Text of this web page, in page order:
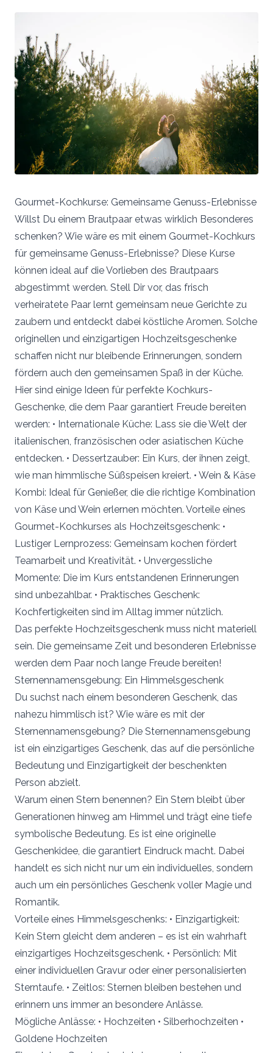
Gourmet-Kochkurse: Gemeinsame Genuss-Erlebnisse
Willst Du einem Brautpaar etwas wirklich Besonderes
schenken? Wie wäre es mit einem Gourmet-Kochkurs
für gemeinsame Genuss-Erlebnisse? Diese Kurse
können ideal auf die Vorlieben des Brautpaars
abgestimmt werden. Stell Dir vor, das frisch
verheiratete Paar lernt gemeinsam neue Gerichte zu
zaubern und entdeckt dabei köstliche Aromen. Solche
originellen und einzigartigen Hochzeitsgeschenke
schaffen nicht nur bleibende Erinnerungen, sondern
fördern auch den gemeinsamen Spaß in der Küche.
Hier sind einige Ideen für perfekte Kochkurs-
Geschenke, die dem Paar garantiert Freude bereiten
werden: • Internationale Küche: Lass sie die Welt der
italienischen, französischen oder asiatischen Küche
entdecken. • Dessertzauber: Ein Kurs, der ihnen zeigt,
wie man himmlische Süßspeisen kreiert. • Wein & Käse
Kombi: Ideal für Genießer, die die richtige Kombination
von Käse und Wein erlernen möchten. Vorteile eines
Gourmet-Kochkurses als Hochzeitsgeschenk: •
Lustiger Lernprozess: Gemeinsam kochen fördert
Teamarbeit und Kreativität. • Unvergessliche
Momente: Die im Kurs entstandenen Erinnerungen
sind unbezahlbar. • Praktisches Geschenk:
Kochfertigkeiten sind im Alltag immer nützlich.
Das perfekte Hochzeitsgeschenk muss nicht materiell
sein. Die gemeinsame Zeit und besonderen Erlebnisse
werden dem Paar noch lange Freude bereiten!
Sternennamensgebung: Ein Himmelsgeschenk
Du suchst nach einem besonderen Geschenk, das
nahezu himmlisch ist? Wie wäre es mit der
Sternennamensgebung? Die Sternennamensgebung
ist ein einzigartiges Geschenk, das auf die persönliche
Bedeutung und Einzigartigkeit der beschenkten
Person abzielt.
Warum einen Stern benennen? Ein Stern bleibt über
Generationen hinweg am Himmel und trägt eine tiefe
symbolische Bedeutung. Es ist eine originelle
Geschenkidee, die garantiert Eindruck macht. Dabei
handelt es sich nicht nur um ein individuelles, sondern
auch um ein persönliches Geschenk voller Magie und
Romantik.
Vorteile eines Himmelsgeschenks: • Einzigartigkeit:
Kein Stern gleicht dem anderen – es ist ein wahrhaft
einzigartiges Hochzeitsgeschenk. • Persönlich: Mit
einer individuellen Gravur oder einer personalisierten
Sterntaufe. • Zeitlos: Sternen bleiben bestehen und
erinnern uns immer an besondere Anlässe.
Mögliche Anlässe: • Hochzeiten • Silberhochzeiten •
Goldene Hochzeiten